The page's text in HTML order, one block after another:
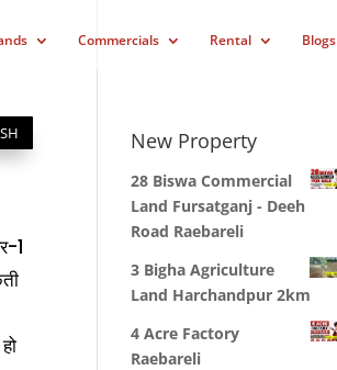
Commercials Rental Blogs
1
New Property
28 Biswa Commercial
Land Fursatganj - Deeh
Road Raebareli
3 Bigha Agriculture
Land Harchandpur 2km
4 Acre Factory
Raebareli